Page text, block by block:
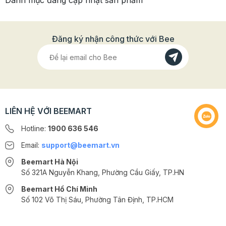
Thực. Tuy nhiên, công đoạn xay bột và chuẩn bị lại mất
khá nhiều thời gian. Với Set chè trôi nước Liên Hoa Đỏ
bạn hoàn toàn có thể có những bát chè trôi nước ngon,
Đăng ký nhận công thức với Bee
LIÊN HỆ VỚI BEEMART
Hotline: 1900 636 546
Email: support@beemart.vn
Beemart Hà Nội
Số 321A Nguyễn Khang, Phường Cầu Giấy, TP.HN
Beemart Hồ Chí Minh
Số 102 Võ Thị Sáu, Phường Tân Định, TP.HCM